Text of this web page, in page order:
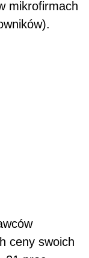
mikrofirmach
ceny swoich